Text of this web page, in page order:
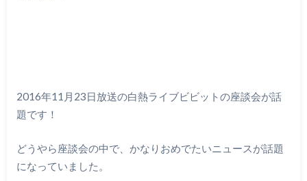
2016年11月23日放送の白熱ライブビビットの座談会が話
題です！
どうやら座談会の中で、かなりおめでたいニュースが話題
になっていました。